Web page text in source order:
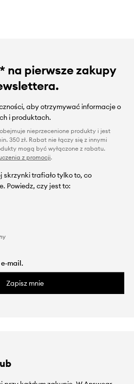
na pierwsze zakupy
aby otrzymywać informacje o
i produktach.
nieprzecenione produkty i jest
350 zł. Rabat nie łączy się z innymi
mogą być wyłączone z rabatu.
z promocji.
skrzynki trafiało tylko to, co
Powiedz, czy jest to:
Zapisz mnie